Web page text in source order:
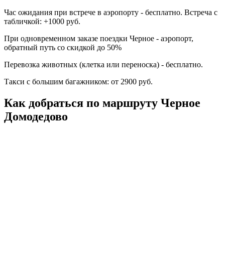
Час ожидания при встрече в аэропорту - бесплатно. Встреча с
табличкой: +1000 руб.
При одновременном заказе поездки Черное - аэропорт,
обратный путь со скидкой до 50%
Перевозка животных (клетка или переноска) - бесплатно.
Такси с большим багажником: от 2900 руб.
Как добраться по маршруту Черное
Домодедово